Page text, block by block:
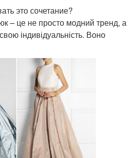
это сочетание?
– це не просто модний тренд, а
індивідуальність. Воно